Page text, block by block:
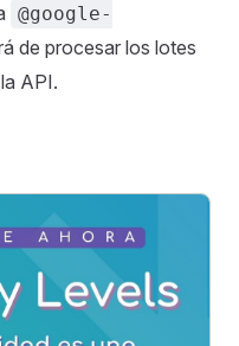
@google-
de procesar los lotes
API.